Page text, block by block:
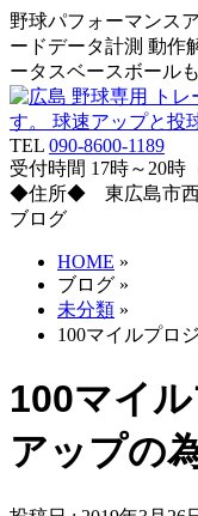
野球パフォーマンス
ードデータ計測 動作
ータスベースボール
TEL 090-8600-1189
受付時間 17時～20時
◆住所◆ 東広島市西
ブログ
HOME »
ブログ »
未分類 »
100マイルプロ
100マイ
アップの